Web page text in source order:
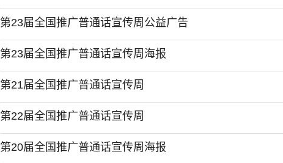
第23届全国推广普通话宣传周公益广告
第23届全国推广普通话宣传周海报
第21届全国推广普通话宣传周
第22届全国推广普通话宣传周
第20届全国推广普通话宣传周海报